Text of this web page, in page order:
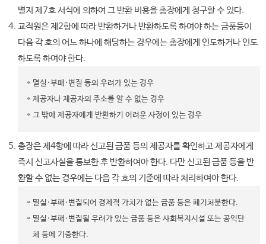
별지 제7호 서식에 의하여 그 반환 비용을 총장에게 청구할 수 있다.
교직원은 제2항에 따라 반환하거나 반환하도록 하여야 하는 금품등이
다음 각 호의 어느 하나에 해당하는 경우에는 총장에게 인도하거나 인도
하도록 하여야 한다.
멸실·부패·변질 등의 우려가 있는 경우
제공자나 제공자의 주소를 알 수 없는 경우
그 밖에 제공자에게 반환하기 어려운 사정이 있는 경우
총장은 제4항에 따라 신고된 금품 등의 제공자를 확인하고 제공자에게
즉시 신고사실을 통보한 후 반환하여야 한다. 다만 신고된 금품 등을 반
환할 수 없는 경우에는 다음 각 호의 기준에 따라 처리하여야 한다.
멸실·부패·변질되어 경제적 가치가 없는 금품 등은 폐기처분한다.
멸실·부패·변질될 우려가 있는 금품 등은 사회복지시설 또는 공익단
체 등에 기증한다.